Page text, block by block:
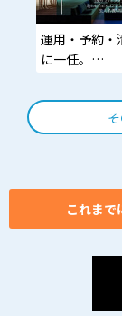
運用・予約・
に一任。
愉しむだけ。
これまで